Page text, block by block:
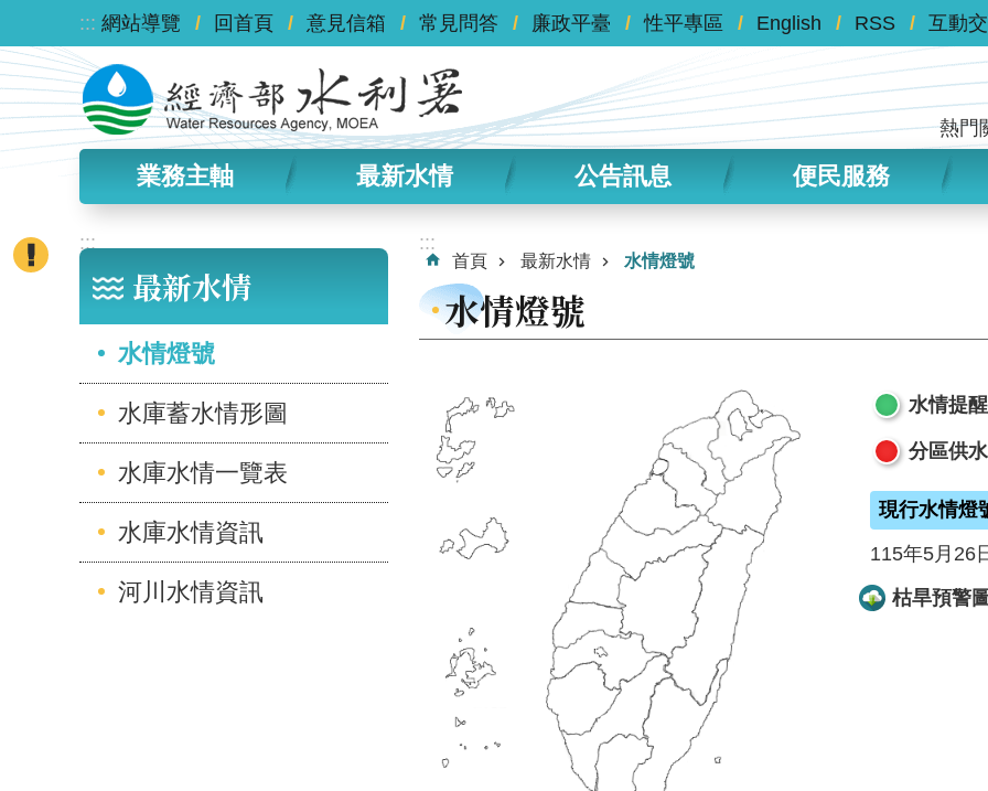
跳到主要內容區塊
::: 網站導覽 回首頁 意見信箱 常見問答 廉政平臺 性平專區 English RSS 互動
熱門
業務主軸 最新水情 公告訊息 便民服務
:::
最新水情
水情燈號
水庫蓄水情形圖
水庫水情一覽表
水庫水情資訊
河川水情資訊
:::
首頁 最新水情 水情燈號
水情燈號
水情提醒
分區供
現行水情燈
115年5月26
枯旱預警